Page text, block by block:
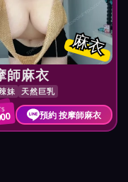
麻衣
師麻衣
妹 天然巨乳
預約 按摩師麻衣